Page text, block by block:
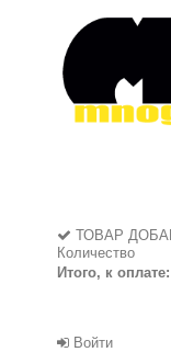
ТОВАР
Количество
Итого, к оплате:
Войти